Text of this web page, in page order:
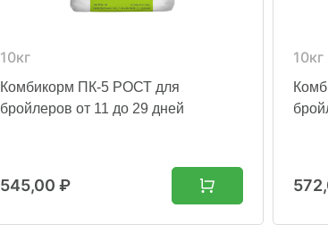
10кг
Комбикорм ПК-5 РОСТ для
бройлеров от 11 до 29 дней
545,00 ₽
10кг